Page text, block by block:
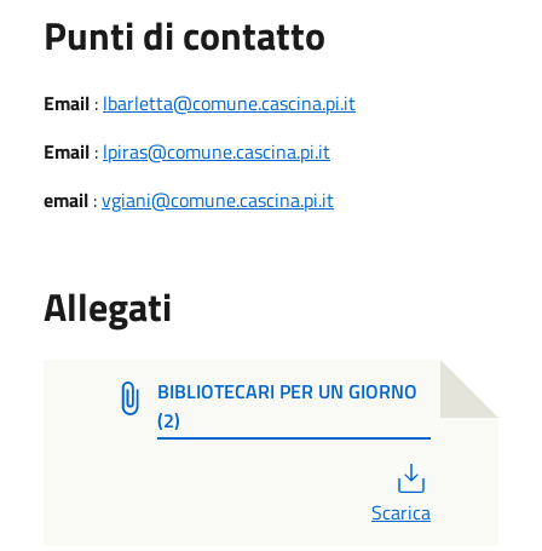
Punti di contatto
Email : lbarletta@comune.cascina.pi.it
Email : lpiras@comune.cascina.pi.it
email :vgiani@comune.cascina.pi.it
Allegati
BIBLIOTECARI PER UN GIORNO
(2)
Scarica